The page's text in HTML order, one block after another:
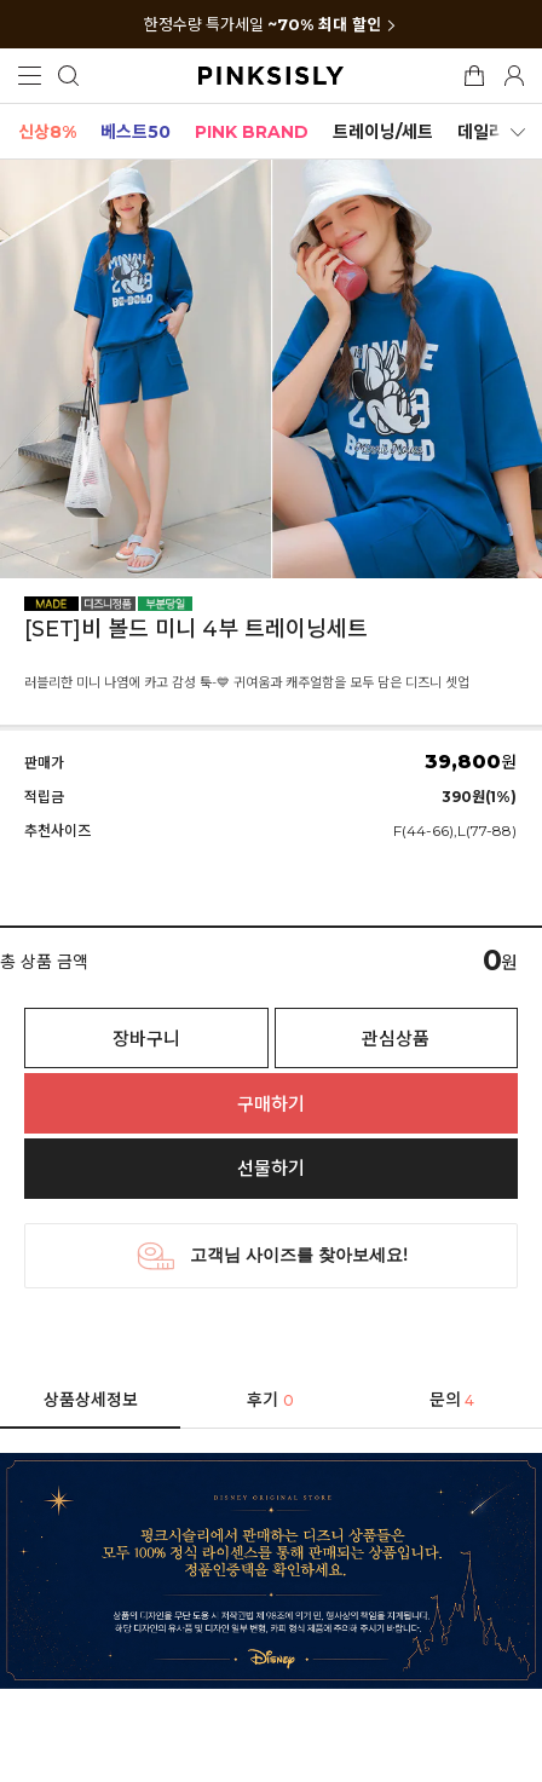
한정수량 특가세일 ~70% 최대 할인
신상8% 베스트50 PINK BRAND 트레이닝/세트 데일리세트
[SET]비 볼드 미니 4부 트레이닝세트
러블리한 미니 나염에 카고 감성 툭-💙 귀여움과 캐주얼함을 모두 담은 디즈니 셋업
판매가 39,800원
적립금
390원(1%)
추천사이즈
F(44-66),L(77-88)
총 상품 금액 0원
장바구니 관심상품
구매하기
선물하기
상품상세정보 후기0 문의 4